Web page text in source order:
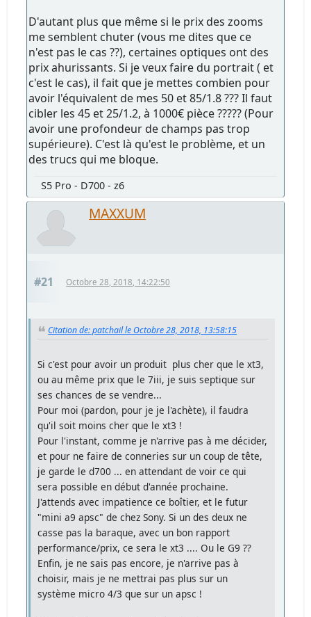
D'autant plus que même si le prix des zooms
me semblent chuter (vous me dites que ce
n'est pas le cas ??), certaines optiques ont des
prix ahurissants. Si je veux faire du portrait ( et
c'est le cas), il fait que je mettes combien pour
avoir l'équivalent de mes 50 et 85/1.8 ??? Il faut
cibler les 45 et 25/1.2, à 1000€ pièce ????? (Pour
avoir une profondeur de champs pas trop
supérieure). C'est là qu'est le problème, et un
des trucs qui me bloque.
S5 Pro - D700 - z6
MAXXUM
#21 Octobre 28, 2018, 14:22:50
Citation de: patchail le Octobre 28, 2018, 13:58:15
Si c'est pour avoir un produit plus cher que le xt3,
ou au même prix que le 7iii, je suis septique sur
ses chances de se vendre...
Pour moi (pardon, pour je je l'achète), il faudra
qu'il soit moins cher que le xt3 !
Pour l'instant, comme je n'arrive pas à me décider,
et pour ne faire de conneries sur un coup de tête,
je garde le d700 ... en attendant de voir ce qui
sera possible en début d'année prochaine.
J'attends avec impatience ce boîtier, et le futur
"mini a9 apsc" de chez Sony. Si un des deux ne
casse pas la baraque, avec un bon rapport
performance/prix, ce sera le xt3 .... Ou le G9 ??
Enfin, je ne sais pas encore, je n'arrive pas à
choisir, mais je ne mettrai pas plus sur un
système micro 4/3 que sur un apsc !